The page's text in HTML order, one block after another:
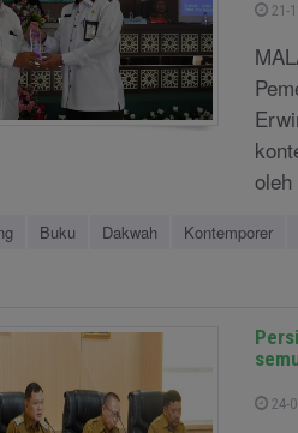
21-
Buku Dakwah Kontemporer
24-